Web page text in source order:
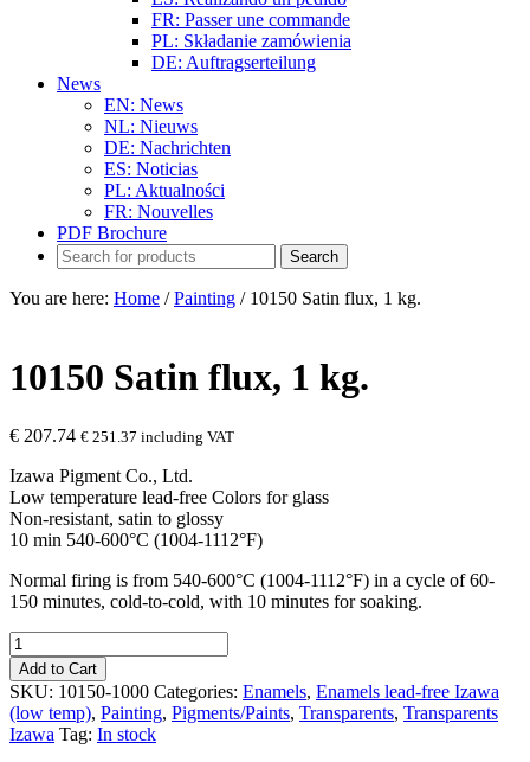
FR: Passer une commande
PL: Składanie zamówienia
DE: Auftragserteilung
News
EN: News
NL: Nieuws
DE: Nachrichten
ES: Noticias
PL: Aktualności
FR: Nouvelles
PDF Brochure
You are here: Home / Painting /10150 Satin flux, 1 kg.
10150 Satin flux, 1 kg.
€ 207.74 € 251.37 including VAT
Izawa Pigment Co., Ltd.
Low temperature lead-free Colors for glass
Non-resistant, satin to glossy
10 min 540-600°C (1004-1112°F)
Normal firing is from 540-600°C (1004-1112°F) in a cycle of 60-
150 minutes, cold-to-cold, with 10 minutes for soaking.
10150
Satin
flux,
1
kg.
quantity
Add to Cart
SKU: 10150-1000 Categories: Enamels, Enamels lead-free Izawa
(low temp), Painting, Pigments/Paints, Transparents, Transparents
Izawa Tag: In stock